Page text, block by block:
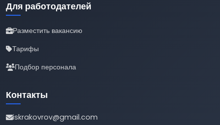
Для работодателей
Разместить вакансию
Тарифы
Подбор персонала
Контакты
iskrakovrov@gmail.com